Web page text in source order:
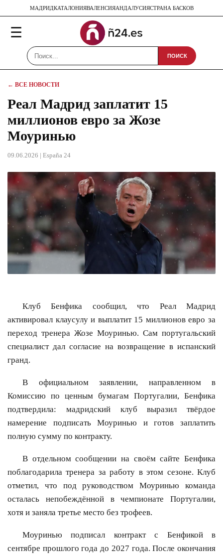
МАДРИДКАТАЛОНИЯВАЛЕНСИЯАНДАЛУСИЯСТРАНА БАСКОВ
☰
ПОИСК
← ВСЕ НОВОСТИ
Реал Мадрид заплатит 15
миллионов евро за Жозе
Моуринью
09.06.2026 | España 24
Клуб Бенфика сообщил, что Реал Мадрид
активировал клаусулу и выплатит 15 миллионов евро за
переход тренера Жозе Моуринью. Сам португальский
специалист дал согласие на возвращение в испанский
гранд.
В официальном заявлении, направленном в
Комиссию по ценным бумагам Португалии, Бенфика
подтвердила: мадридский клуб выразил твёрдое
намерение подписать Моуринью и готов заплатить
полную сумму по контракту.
В отдельном сообщении на своём сайте Бенфика
поблагодарила тренера за работу в этом сезоне. Клуб
отметил, что под руководством Моуринью команда
осталась непобеждённой в чемпионате Португалии,
хотя и заняла третье место без трофеев.
Моуринью подписал контракт с Бенфикой в
сентябре прошлого года до 2027 года. После окончания